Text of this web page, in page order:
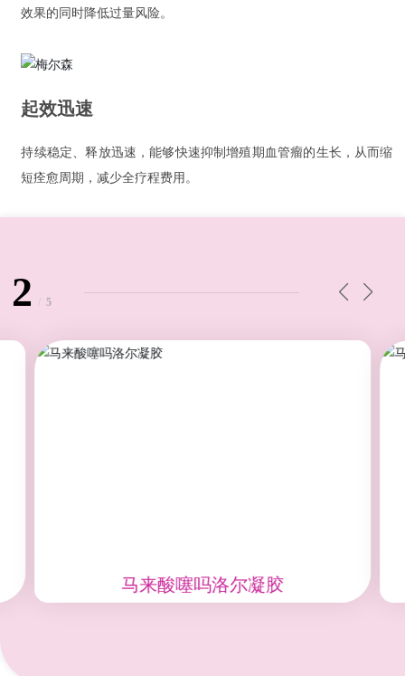
效果的同时降低过量风险。
起效迅速
持续稳定、释放迅速，能够快速抑制增殖期血管瘤的生长，从而缩
短痊愈周期，减少全疗程费用。
3 / 5
马来酸噻吗洛尔凝胶